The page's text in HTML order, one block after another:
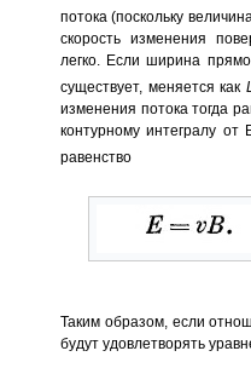
потока (поскольку
скорость изменения
легко. Если ширина
существует, меняется как
изменения потока тогда
контурному интегралу от
равенство
Таким образом, если
будут удовлетворять